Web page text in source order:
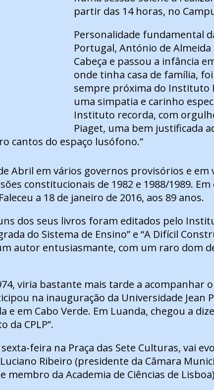
partir das 14 horas, no
Personalidade fundamental
Portugal, António de
Cabeça e passou a infância
onde tinha casa de família,
sempre próxima do Instituto
uma simpatia e carinho
Instituto recorda, com
Piaget, uma bem justificada
cantos do espaço lusófono.”
Abril em vários governos provisórios e em
constitucionais de 1982 e 1988/1989.
a 18 de janeiro de 2016, aos 89 anos.
dos seus livros foram editados pelo
do Sistema de Ensino” e “A Difícil
autor entusiasmante, com um raro dom
viria bastante mais tarde a acompanhar
na inauguração da Universidade Jean
em Cabo Verde. Em Luanda, chegou a
CPLP”.
feira na Praça das Sete Culturas, vai
Ribeiro (presidente da Câmara
da Academia de Ciências de